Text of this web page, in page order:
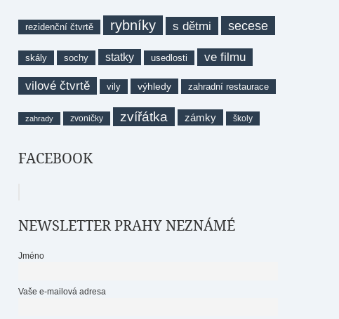
rezidenční čtvrtě rybníky s dětmi secese
skály sochy statky usedlosti ve filmu
vilové čtvrtě vily výhledy zahradní restaurace
zahrady zvoničky zvířátka zámky školy
FACEBOOK
NEWSLETTER PRAHY NEZNÁMÉ
Jméno
Vaše e-mailová adresa